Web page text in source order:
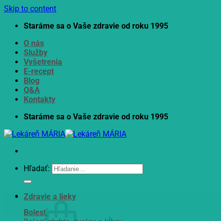
Skip to content
Staráme sa o Vaše zdravie od roku 1995
O nás
Služby
Vyšetrenia
E-recept
Blog
Q&A
Kontakty
Staráme sa o Vaše zdravie od roku 1995
Hľadať:
Zdravie a lieky
Bolesť